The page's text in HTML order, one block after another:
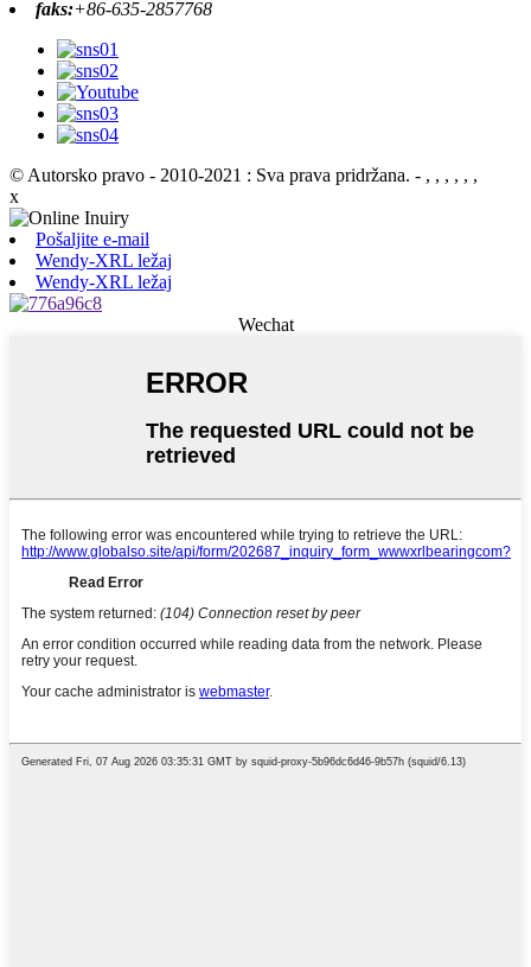
faks:+86-635-2857768
© Autorsko pravo - 2010-2021 : Sva prava pridržana. - , , , , , ,
x
Pošaljite e-mail
Wendy-XRL ležaj
Wendy-XRL ležaj
Wechat